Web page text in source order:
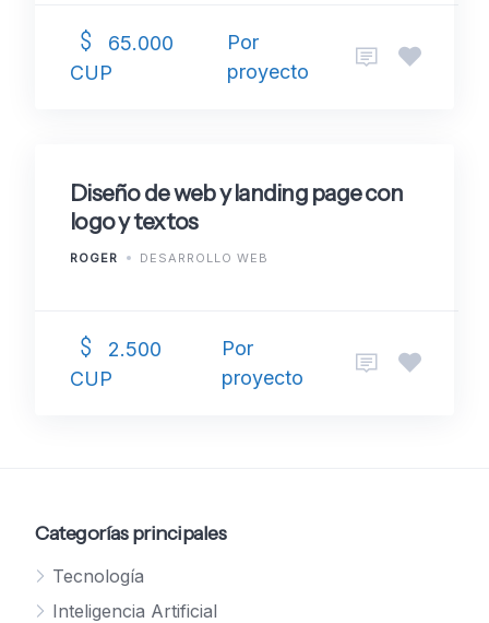
65.000
CUP
Por
proyecto
Diseño de web y landing page con
logo y textos
ROGER DESARROLLO WEB
2.500
CUP
Por
proyecto
Categorías principales
Tecnología
Inteligencia Artificial